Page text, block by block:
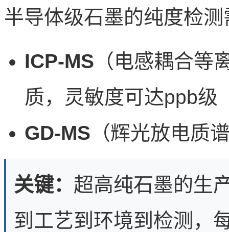
半导体级石墨的纯度检
ICP-MS （电感耦合等
质，灵敏度可达ppb级
GD-MS （辉光放电质
关键： 超高纯石墨的生
到工艺到环境到检测，